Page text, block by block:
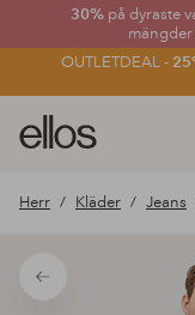
30% på dyraste
OUTLETDEAL -
Ellos
logotyp
gå
förstasidan
Herr Kläder Jeans
Tillbaka